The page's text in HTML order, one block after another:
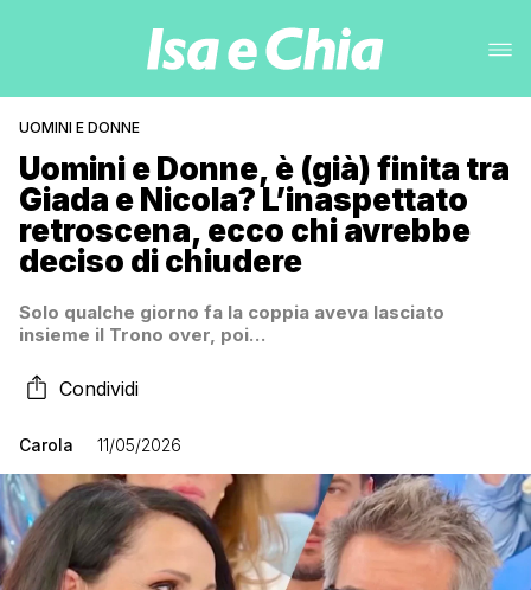
UOMINI E DONNE
Uomini e Donne, è (già) finita tra
Giada e Nicola? L’inaspettato
retroscena, ecco chi avrebbe
deciso di chiudere
Solo qualche giorno fa la coppia aveva lasciato
insieme il Trono over, poi…
Condividi
Carola 11/05/2026